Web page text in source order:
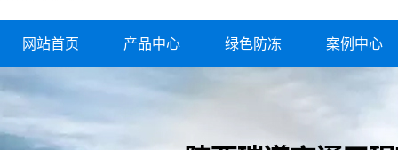
网站首页 产品中心 绿色防冻 案例中心